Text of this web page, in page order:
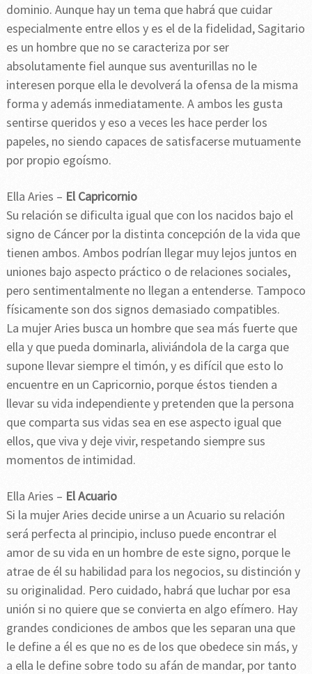
dominio. Aunque hay un tema que habrá que cuidar
especialmente entre ellos y es el de la fidelidad, Sagitario
es un hombre que no se caracteriza por ser
absolutamente fiel aunque sus aventurillas no le
interesen porque ella le devolverá la ofensa de la misma
forma y además inmediatamente. A ambos les gusta
sentirse queridos y eso a veces les hace perder los
papeles, no siendo capaces de satisfacerse mutuamente
por propio egoísmo.
Ella Aries – El Capricornio
Su relación se dificulta igual que con los nacidos bajo el
signo de Cáncer por la distinta concepción de la vida que
tienen ambos. Ambos podrían llegar muy lejos juntos en
uniones bajo aspecto práctico o de relaciones sociales,
pero sentimentalmente no llegan a entenderse. Tampoco
físicamente son dos signos demasiado compatibles.
La mujer Aries busca un hombre que sea más fuerte que
ella y que pueda dominarla, aliviándola de la carga que
supone llevar siempre el timón, y es difícil que esto lo
encuentre en un Capricornio, porque éstos tienden a
llevar su vida independiente y pretenden que la persona
que comparta sus vidas sea en ese aspecto igual que
ellos, que viva y deje vivir, respetando siempre sus
momentos de intimidad.
Ella Aries – El Acuario
Si la mujer Aries decide unirse a un Acuario su relación
será perfecta al principio, incluso puede encontrar el
amor de su vida en un hombre de este signo, porque le
atrae de él su habilidad para los negocios, su distinción y
su originalidad. Pero cuidado, habrá que luchar por esa
unión si no quiere que se convierta en algo efímero. Hay
grandes condiciones de ambos que les separan una que
le define a él es que no es de los que obedece sin más, y
a ella le define sobre todo su afán de mandar, por tanto